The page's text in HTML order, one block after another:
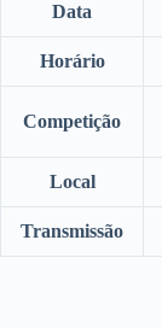
Data
Horário
Competição
Local
Transmissão